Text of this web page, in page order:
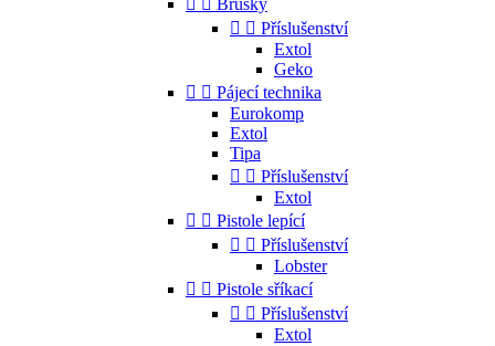
  Příslušenství
Extol
Geko
  Pájecí technika
Eurokomp
Extol
Tipa
  Příslušenství
Extol
  Pistole lepící
  Příslušenství
Lobster
  Pistole sříkací
  Příslušenství
Extol